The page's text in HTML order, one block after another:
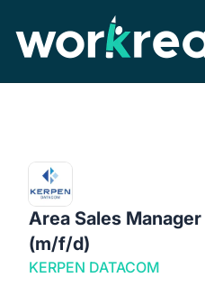
Area Sales
(m/f/d)
KERPEN DATACOM